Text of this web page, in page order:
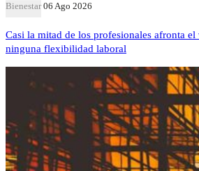
Bienestar 06 Ago 2026
Casi la mitad de los profesionales afronta
ninguna flexibilidad laboral